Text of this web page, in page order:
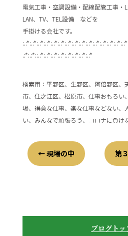
電気工事・空調設備・配線配管工事・
LAN、TV、TEL設備 などを
手掛ける会社です。
.:*:.:*::.:*:.:*:.:*:.:*:.:*:.:*:.:*:.:*
検索用：平野区、生野区、阿倍野区、
市、住之江区、松原市、仕事おもろい
場、得意な仕事、楽な仕事などない、
い、みんなで頑張ろう、コロナに負け
←現場の中 第
ブログトッ